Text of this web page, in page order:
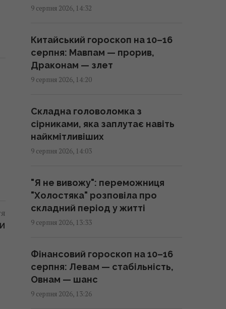
14:05 неділя, 09 серпня 2026
Одеса вночі пережила
наймасштабніший удар за весь
час повномасштабної війни, –
Коваленко
Підводний човен, проданий
Канаді за £1, потопив
американський крейсер
Ціль Росії №1: The Times
розповів, як працює
український загін "глибоких
Зарядка електрокара від
розетки у квартирі може
9 серпня 2026, 14:32
Китайський гороскоп на 10–16
серпня: Мавпам — прорив,
Драконам — злет
9 серпня 2026, 14:20
Складна головоломка з
сірниками, яка заплутає навіть
найкмітливіших
9 серпня 2026, 14:03
"Я не вивожу": переможниця
"Холостяка" розповіла про
складний період у житті
9 серпня 2026, 13:33
Фінансовий гороскоп на 10–16
серпня: Левам — стабільність,
Овнам — шанс
9 серпня 2026, 13:26